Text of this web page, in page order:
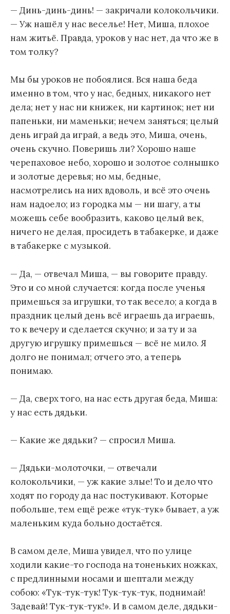
— Динь-динь-динь! — закричали колокольчики.
— Уж нашёл у нас веселье! Нет, Миша, плохое
нам житьё. Правда, уроков у нас нет, да что же в
том толку?
Мы бы уроков не побоялися. Вся наша беда
именно в том, что у нас, бедных, никакого нет
дела; нет у нас ни книжек, ни картинок; нет ни
папеньки, ни маменьки; нечем заняться; целый
день играй да играй, а ведь это, Миша, очень,
очень скучно. Поверишь ли? Хорошо наше
черепаховое небо, хорошо и золотое солнышко
и золотые деревья; но мы, бедные,
насмотрелись на них вдоволь, и всё это очень
нам надоело; из городка мы — ни шагу, а ты
можешь себе вообразить, каково целый век,
ничего не делая, просидеть в табакерке, и даже
в табакерке с музыкой.
— Да, — отвечал Миша, — вы говорите правду.
Это и со мной случается: когда после ученья
примешься за игрушки, то так весело; а когда в
праздник целый день всё играешь да играешь,
то к вечеру и сделается скучно; и за ту и за
другую игрушку примешься — всё не мило. Я
долго не понимал; отчего это, а теперь
понимаю.
— Да, сверх того, на нас есть другая беда, Миша:
у нас есть дядьки.
— Какие же дядьки? — спросил Миша.
— Дядьки-молоточки, — отвечали
колокольчики, — уж какие злые! То и дело что
ходят по городу да нас постукивают. Которые
побольше, тем ещё реже «тук-тук» бывает, а уж
маленьким куда больно достаётся.
В самом деле, Миша увидел, что по улице
ходили какие-то господа на тоненьких ножках,
с предлинными носами и шептали между
собою: «Тук-тук-тук! Тук-тук-тук, поднимай!
Задевай! Тук-тук-тук!». И в самом деле, дядьки-